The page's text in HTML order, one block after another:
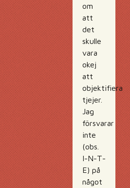
om
att
det
skulle
vara
okej
att
objektifiera
tjejer.
Jag
försvarar
inte
(obs.
I-N-T-
E) på
något